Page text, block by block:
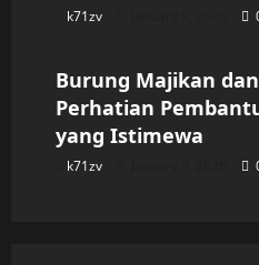
k71zv
Uncategorized
Burung Majikan dan
Perhatian
yang Istimewa
k71zv